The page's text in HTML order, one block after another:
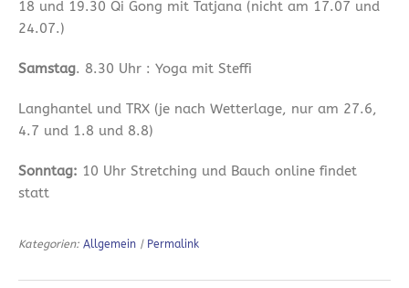
18 und 19.30 Qi Gong mit Tatjana (nicht am 17.07 und
24.07.)
Samstag. 8.30 Uhr : Yoga mit Steffi
Langhantel und TRX (je nach Wetterlage, nur am 27.6,
4.7 und 1.8 und 8.8)
Sonntag: 10 Uhr Stretching und Bauch online findet
statt
Kategorien: Allgemein | Permalink